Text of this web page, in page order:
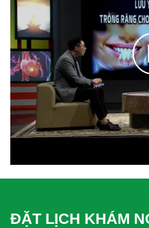
ĐẶT LỊCH KHÁM